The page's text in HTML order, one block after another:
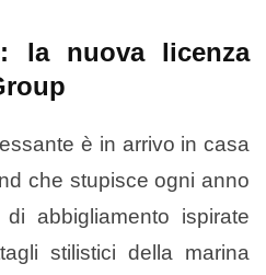
la nuova licenza
è in arrivo in casa
che stupisce ogni anno
abbigliamento ispirate
stilistici della marina